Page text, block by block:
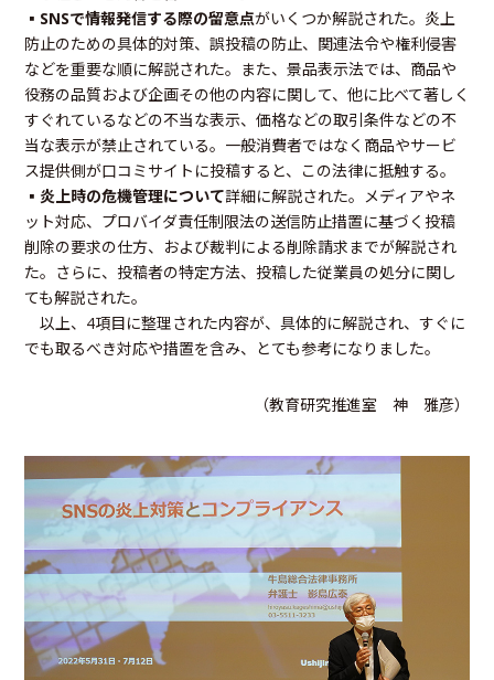
▪ SNSで情報発信する際の留意点がいくつか解説された。炎上
防止のための具体的対策、誤投稿の防止、関連法令や権利侵害
などを重要な順に解説された。また、景品表示法では、商品や
役務の品質および企画その他の内容に関して、他に比べて著しく
すぐれているなどの不当な表示、価格などの取引条件などの不
当な表示が禁止されている。一般消費者ではなく商品やサービ
ス提供側が口コミサイトに投稿すると、この法律に抵触する。
▪ 炎上時の危機管理について詳細に解説された。メディアやネ
ット対応、プロバイダ責任制限法の送信防止措置に基づく投稿
削除の要求の仕方、および裁判による削除請求までが解説され
た。さらに、投稿者の特定方法、投稿した従業員の処分に関し
ても解説された。
以上、4項目に整理された内容が、具体的に解説され、すぐに
でも取るべき対応や措置を含み、とても参考になりました。
（教育研究推進室 神 雅彦）